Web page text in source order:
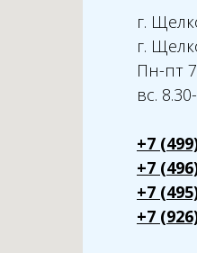
г.
г.
Пн-пт
вс.
+7
+7
+7
+7